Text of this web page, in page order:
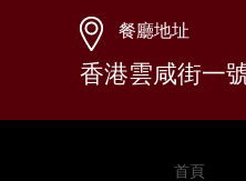
餐廳地址
香港雲咸街一
首頁